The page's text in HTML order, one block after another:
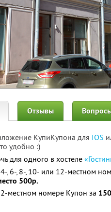
Отзывы
КупиКупона для IOS
удобно :)
для одного в хостеле
, 6-, 8-, 10- или 12-местном
500р.
местном номере Купон за